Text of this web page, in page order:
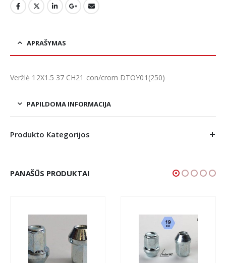
APRAŠYMAS
Veržlė 12X1.5 37 CH21 con/crom DTOY01(250)
PAPILDOMA INFORMACIJA
Produkto Kategorijos
PANAŠŪS PRODUKTAI